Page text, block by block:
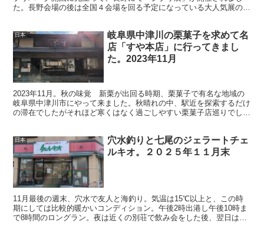
た。長野会場の後は全国４会場を回る予定になっている大人気展の中
日本
岐阜県中津川の栗菓子を求めて名
店「すや本店」に行ってきまし
た。2023年11月
2023年11月。秋の味覚 新栗が出回る時期、栗菓子で有名な地域の
岐阜県中津川市にやって来ました。秋晴れの中、駅近を探索するだけ
の滞在でしたがそれほど寒くはなく過ごしやすい栗菓子店巡りでし
日本
穴水釣りと七尾のジェラートチェ
ルキオ。２０２５年１１月末
11月最後の週末、穴水で友人と海釣り。気温は15℃以上と、この時
期にしては比較的暖かいコンディション。午後2時出港し午後10時ま
で8時間のロングラン。夜は近くの別荘で飲み会をした後、翌日は七